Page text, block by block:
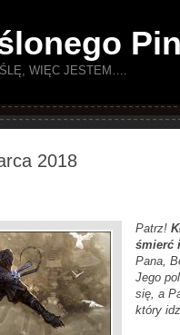
WIĘC JESTEM….
2018
Patrz!
śmierć
Pana,
Jego
się, a
który